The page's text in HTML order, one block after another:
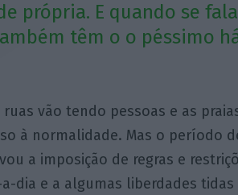
própria. E quando se
têm o o péssimo
vão tendo pessoas e as
à normalidade. Mas o período
a imposição de regras e
dia e a algumas liberdades tidas